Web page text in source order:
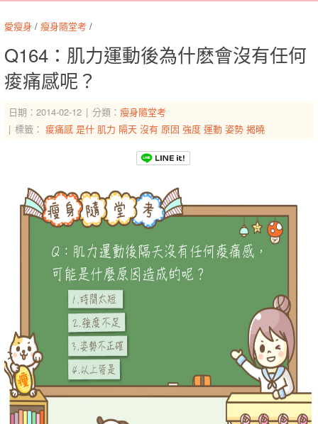
愛瘦身 / 瘦身隨堂考 /
Q164：肌力運動後為什麽會沒有任何
痠痛感呢？
日期：2014-02-12 分類： 瘦身隨堂考
標籤： 痠痛感 是什 肌力 隔天 沒有 原因 強度 運動 姿勢 揭曉